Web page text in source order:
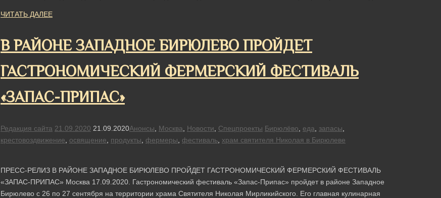
ЧИТАТЬ ДАЛЕЕ
В РАЙОНЕ ЗАПАДНОЕ БИРЮЛЕВО ПРОЙДЕТ
ГАСТРОНОМИЧЕСКИЙ ФЕРМЕРСКИЙ ФЕСТИВАЛЬ
«ЗАПАС-ПРИПАС»
Редакция сайта 21.09.2020 21.09.2020Анонсы Москва Новости Спецпроекты Бирюлёво еда запасы
крестовоздвижение
освящение продукты фермеры фестиваль храм святителя Николая в Бирюлеве
ПРЕСС-РЕЛИЗ В РАЙОНЕ ЗАПАДНОЕ БИРЮЛЕВО ПРОЙДЕТ ГАСТРОНОМИЧЕСКИЙ ФЕРМЕРСКИЙ ФЕСТИВАЛЬ
«ЗАПАС-ПРИПАС» Москва 17.09.2020. Гастрономический фестиваль «Запас-Припас» пройдет в районе Западное
Бирюлево с 26 по 27 сентября на территории храма Святителя Николая Мирликийского. Его главная кулинарная